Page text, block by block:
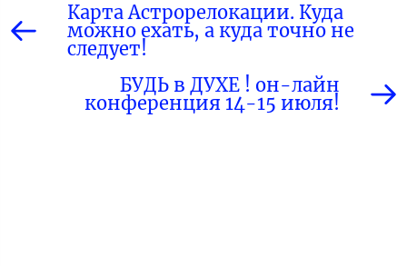
Карта Астрорелокации. Куда
можно ехать, а куда точно не
следует!
БУДЬ в ДУХЕ ! он-лайн
конференция 14-15 июля!